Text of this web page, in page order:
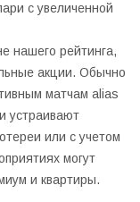
с увеличенной
нашего рейтинга,
акции. Обычно
матчам alias
устраивают
или с учетом
могут
и квартиры.